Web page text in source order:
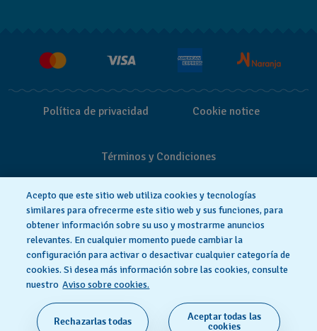
Política de privacidad Cookie notice
Términos y Condiciones
HECHO EN SUIZA
Acepto que este sitio web utiliza cookies y tecnologías
similares para ofrecerme este sitio web y sus funciones, para
obtener información sobre su uso y mostrarme anuncios
relevantes. En cualquier momento puede cambiar la
configuración para activar o desactivar cualquier categoría de
cookies. Si desea más información sobre las cookies, consulte
nuestro Aviso sobre cookies.
Rechazarlas todas
Aceptar todas las
cookies